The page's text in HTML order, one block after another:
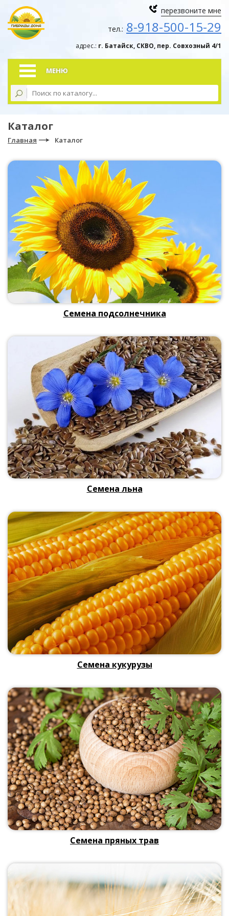
перезвоните мне
тел.: 8-918-500-15-29
адрес.: г. Батайск, СКВО, пер. Совхозный 4/1
МЕНЮ
Каталог
Главная Каталог
Семена подсолнечника
Семена льна
Семена кукурузы
Семена пряных трав